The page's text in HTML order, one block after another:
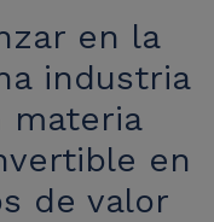
en la
industria
materia
en
de valor